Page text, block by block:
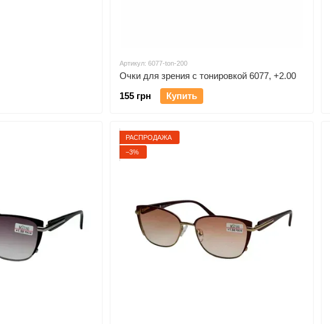
Артикул: 6077-ton-200
Очки для зрения с тонировкой 6077, +2.00
155 грн
Купить
РАСПРОДАЖА
−3%